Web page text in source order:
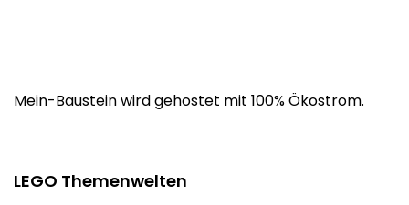
Mein-Baustein wird gehostet mit 100% Ökostrom.
LEGO Themenwelten